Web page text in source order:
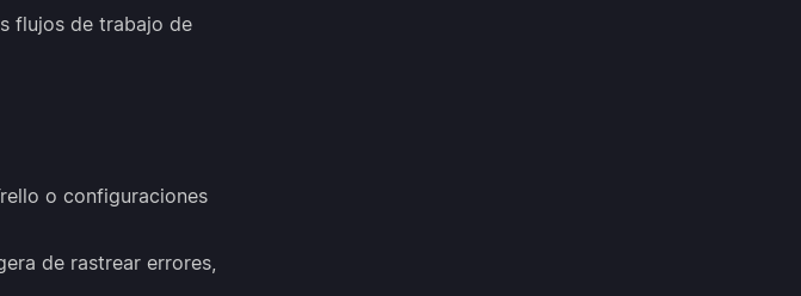
flujos de trabajo de
o configuraciones
de rastrear errores,